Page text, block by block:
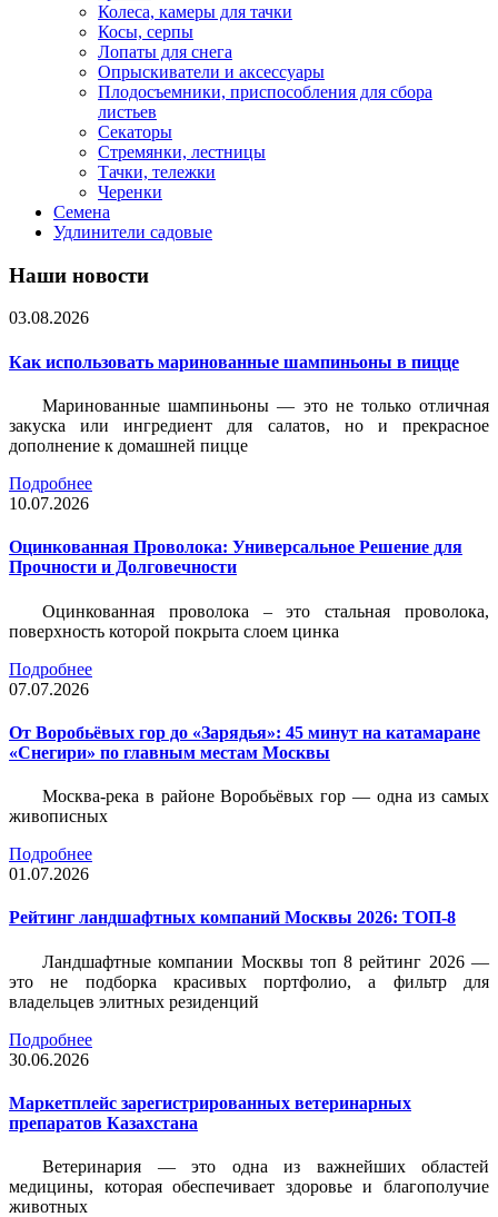
Колеса, камеры для тачки
Косы, серпы
Лопаты для снега
Опрыскиватели и аксессуары
Плодосъемники, приспособления для сбора
листьев
Секаторы
Стремянки, лестницы
Тачки, тележки
Черенки
Семена
Удлинители садовые
Наши новости
03.08.2026
Как использовать маринованные шампиньоны в пицце
Маринованные шампиньоны — это не только отличная
закуска или ингредиент для салатов, но и прекрасное
дополнение к домашней пицце
Подробнее
10.07.2026
Оцинкованная Проволока: Универсальное Решение для
Прочности и Долговечности
Оцинкованная проволока – это стальная проволока,
поверхность которой покрыта слоем цинка
Подробнее
07.07.2026
От Воробьёвых гор до «Зарядья»: 45 минут на катамаране
«Снегири» по главным местам Москвы
Москва-река в районе Воробьёвых гор — одна из самых
живописных
Подробнее
01.07.2026
Рейтинг ландшафтных компаний Москвы 2026: ТОП-8
Ландшафтные компании Москвы топ 8 рейтинг 2026 —
это не подборка красивых портфолио, а фильтр для
владельцев элитных резиденций
Подробнее
30.06.2026
Маркетплейс зарегистрированных ветеринарных
препаратов Казахстана
Ветеринария — это одна из важнейших областей
медицины, которая обеспечивает здоровье и благополучие
животных